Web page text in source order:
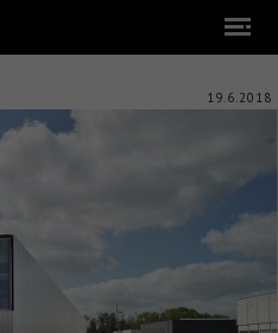
19.6.2018